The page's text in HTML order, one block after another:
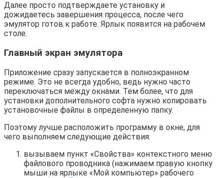
Далее просто подтверждаете установку и
дожидаетесь завершения процесса, после чего
эмулятор готов к работе. Ярлык появится на рабочем
столе.
Главный экран эмулятора
Приложение сразу запускается в полноэкранном
режиме. Это не всегда удобно, ведь нужно часто
переключаться между окнами. Тем более, что для
установки дополнительного софта нужно копировать
установочные файлы в определенную папку.
Поэтому лучше расположить программу в окне, для
чего выполняем следующие действия:
вызываем пункт «Свойства» контекстного меню
файлового проводника (нажимаем правую кнопку
мыши на ярлыке «Мой компьютер» рабочего